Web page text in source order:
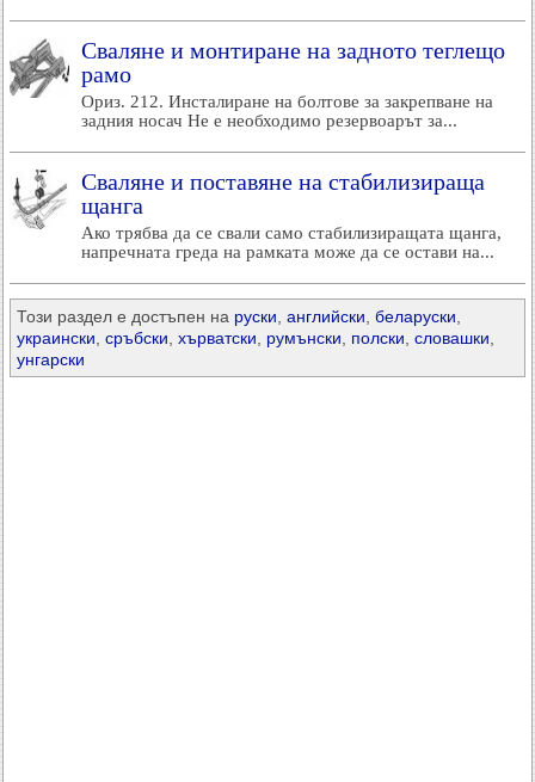
Сваляне и монтиране на задното теглещо
рамо
Ориз. 212. Инсталиране на болтове за закрепване на
задния носач Не е необходимо резервоарът за...
Сваляне и поставяне на стабилизираща
щанга
Ако трябва да се свали само стабилизиращата щанга,
напречната греда на рамката може да се остави на...
Този раздел е достъпен на руски английски беларуски
украински сръбски хърватски румънски полски словашки
унгарски